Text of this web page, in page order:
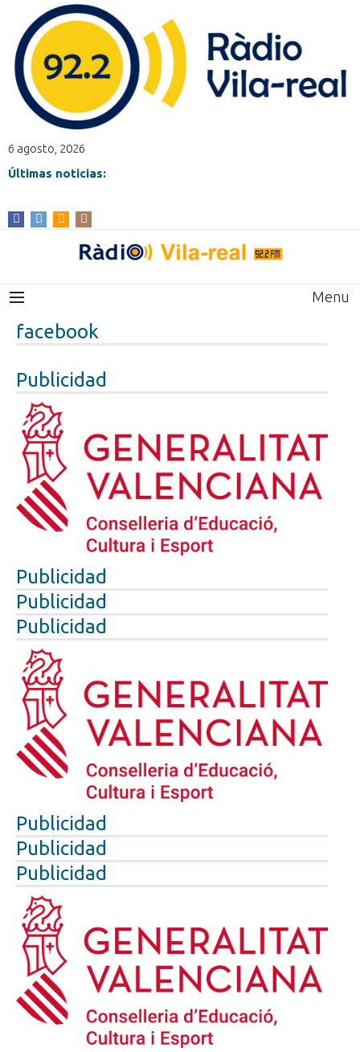
6 agosto, 2026
Últimas noticias:
Menu
facebook
Publicidad
Publicidad
Publicidad
Publicidad
Publicidad
Publicidad
Publicidad